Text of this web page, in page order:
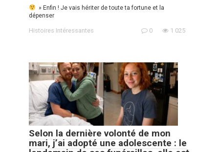
» Enfin ! Je vais hériter de toute ta fortune et la
dépenser
Histoires Intéressantes 0 1 025
Selon la dernière volonté de mon
mari, j’ai adopté une adolescente : le